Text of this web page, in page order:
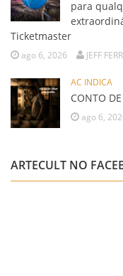
para
Ticketmaster
ago 6, 2026 JEFF
AC INDICA
CONTO
ago 6,
ARTECULT NO